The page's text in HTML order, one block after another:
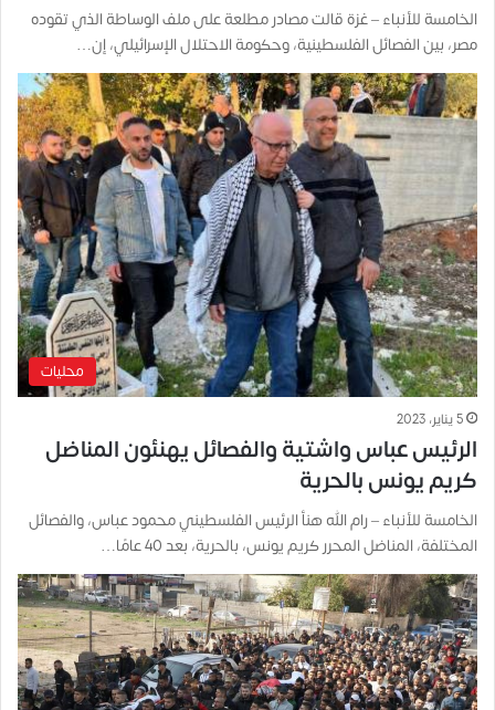
الخامسة للأنباء – غزة قالت مصادر مطلعة على ملف الوساطة الذي تقوده
مصر، بين الفصائل الفلسطينية، وحكومة الاحتلال الإسرائيلي، إن…
محليات
5 يناير، 2023
الرئيس عباس واشتية والفصائل يهنئون المناضل
كريم يونس بالحرية
الخامسة للأنباء – رام الله هنأ الرئيس الفلسطيني محمود عباس، والفصائل
المختلفة، المناضل المحرر كريم يونس، بالحرية، بعد 40 عامًا…